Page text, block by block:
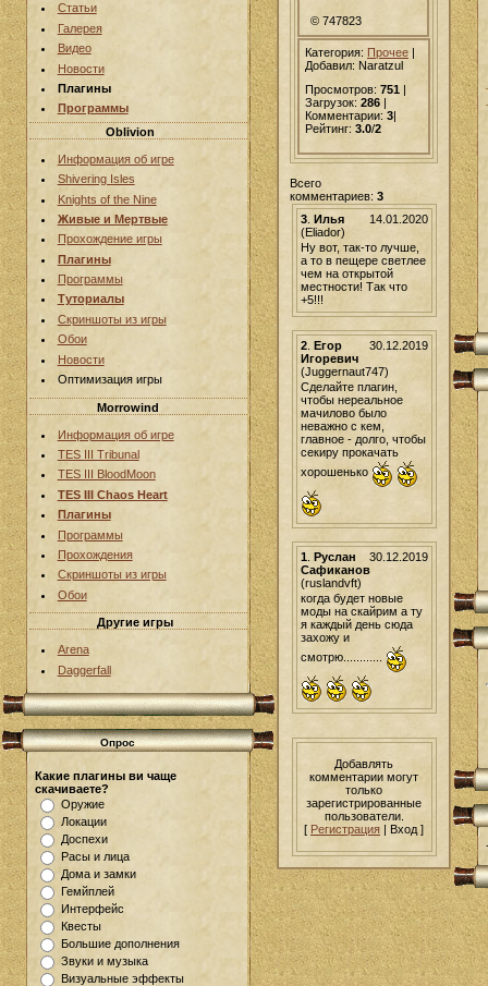
Статьи
Галерея
Видео
Новости
Плагины
Программы
Oblivion
Информация об игре
Shivering Isles
Knights of the Nine
Живые и Мертвые
Прохождение игры
Плагины
Программы
Туториалы
Скриншоты из игры
Обои
Новости
Оптимизация игры
Morrowind
Информация об игре
TES III Tribunal
TES III BloodMoon
TES III Chaos Heart
Плагины
Программы
Прохождения
Скриншоты из игры
Обои
Другие игры
Arena
Daggerfall
Опрос
Какие плагины ви чаще
скачиваете?
Оружие
Локации
Доспехи
Расы и лица
Дома и замки
Гемйплей
Интерфейс
Квесты
Большие дополнения
Звуки и музыка
Визуальные эффекты
© 747823
Категория: Прочее |
Добавил: Naratzul
Просмотров: 751
Загрузок: 286
Комментарии: 3
Рейтинг: 3.0/2
Всего
комментариев: 3
14.01.2020
3. Илья
(Eliador)
Ну вот, так-то лучше,
а то в пещере светлее
чем на открытой
местности! Так что
+5!!!
30.12.2019
2. Егор
Игоревич
(Juggernaut747)
Сделайте плагин,
чтобы нереальное
мачилово было
неважно с кем,
главное - долго, чтобы
секиру прокачать
хорошенько
30.12.2019
1. Руслан
Сафиканов
(ruslandvft)
когда будет новые
моды на скайрим а ту
я каждый день сюда
захожу и
смотрю............
Добавлять
комментарии могут
только
зарегистрированные
пользователи.
[ Регистрация | Вход ]